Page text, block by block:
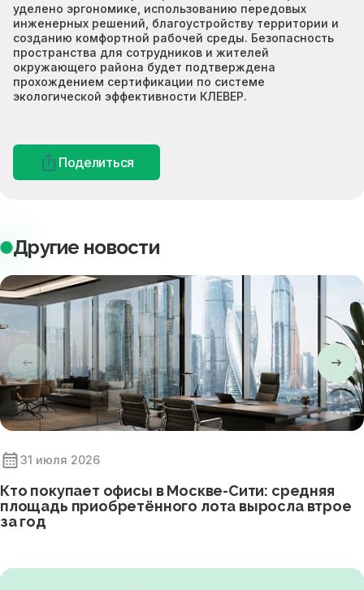
уделено эргономике, использованию передовых
инженерных решений, благоустройству территории и
созданию комфортной рабочей среды. Безопасность
пространства для сотрудников и жителей
окружающего района будет подтверждена
прохождением сертификации по системе
экологической эффективности КЛЕВЕР.
Поделиться
Другие новости
31 июля 2026
Кто покупает офисы в Москве-Сити: средняя
площадь приобретённого лота выросла втрое
за год